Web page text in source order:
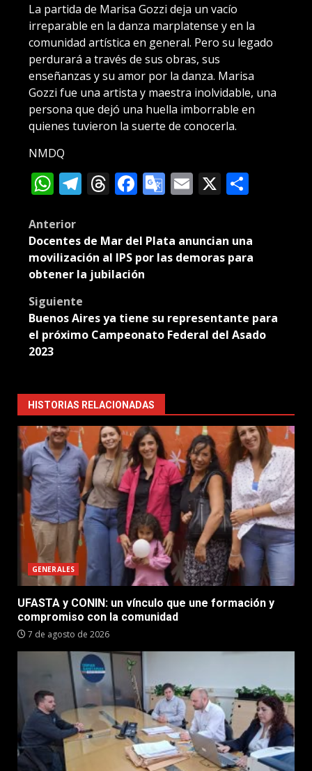
La partida de Marisa Gozzi deja un vacío
irreparable en la danza marplatense y en la
comunidad artística en general. Pero su legado
perdurará a través de sus obras, sus
enseñanzas y su amor por la danza. Marisa
Gozzi fue una artista y maestra inolvidable, una
persona que dejó una huella imborrable en
quienes tuvieron la suerte de conocerla.
NMDQ
WhatsApp
Telegram
Threads
Facebook
Google
Translate
Email
X
Post
navigation
Anterior
Docentes de Mar del Plata anuncian una
movilización al IPS por las demoras para
obtener la jubilación
Siguiente
Buenos Aires ya tiene su representante para
el próximo Campeonato Federal del Asado
2023
HISTORIAS RELACIONADAS
GENERALES
UFASTA y CONIN: un vínculo que une formación y
compromiso con la comunidad
7 de agosto de 2026